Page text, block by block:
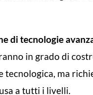
di tecnologie
in grado di
tecnologica, ma
a tutti i livelli.